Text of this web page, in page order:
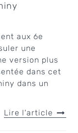
aux 6e
une
version plus
dans cet
dans un
Lire l'article